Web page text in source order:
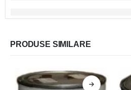
PRODUSE SIMILARE